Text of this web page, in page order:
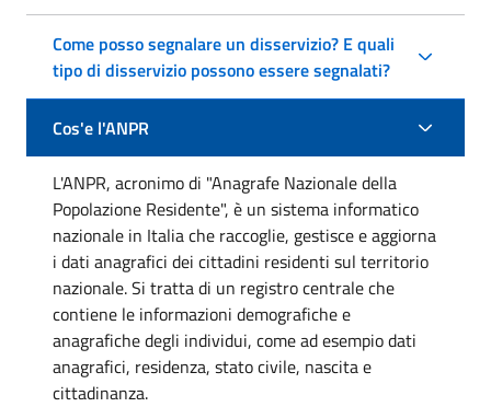
Come posso segnalare un disservizio? E quali
tipo di disservizio possono essere segnalati?
Cos'e l'ANPR
L'ANPR, acronimo di "Anagrafe Nazionale della
Popolazione Residente", è un sistema informatico
nazionale in Italia che raccoglie, gestisce e aggiorna
i dati anagrafici dei cittadini residenti sul territorio
nazionale. Si tratta di un registro centrale che
contiene le informazioni demografiche e
anagrafiche degli individui, come ad esempio dati
anagrafici, residenza, stato civile, nascita e
cittadinanza.